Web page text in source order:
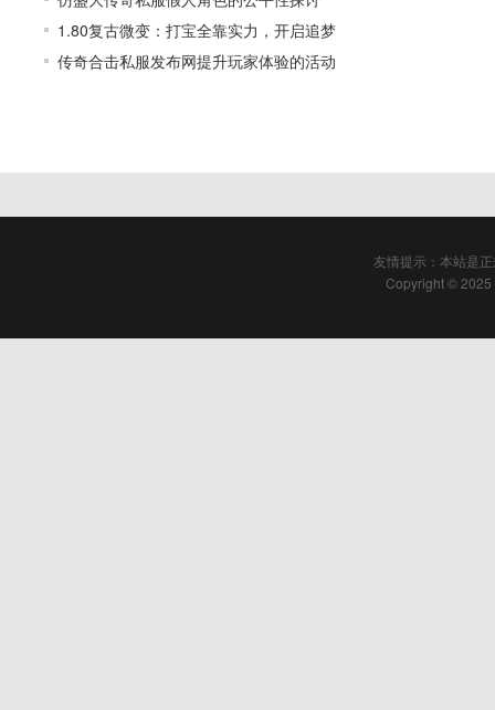
1.80复古微变：打宝全靠实力，开启追梦
传奇合击私服发布网提升玩家体验的活动
友情提示：本站是
Copyright © 2025